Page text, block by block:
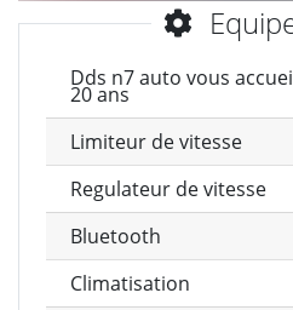
Dds n7 auto vous
20 ans
Limiteur de vitesse
Regulateur de vitesse
Bluetooth
Climatisation